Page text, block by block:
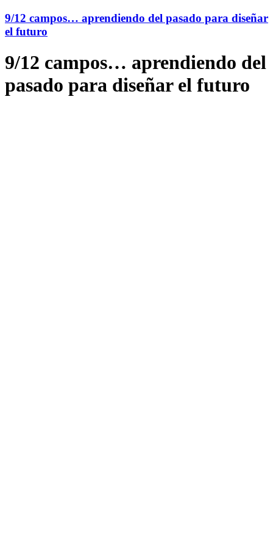
9/12 campos… aprendiendo del pasado para diseñar
el futuro
9/12 campos… aprendiendo del
pasado para diseñar el futuro